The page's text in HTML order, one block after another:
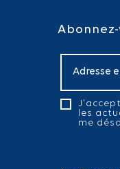
les
me